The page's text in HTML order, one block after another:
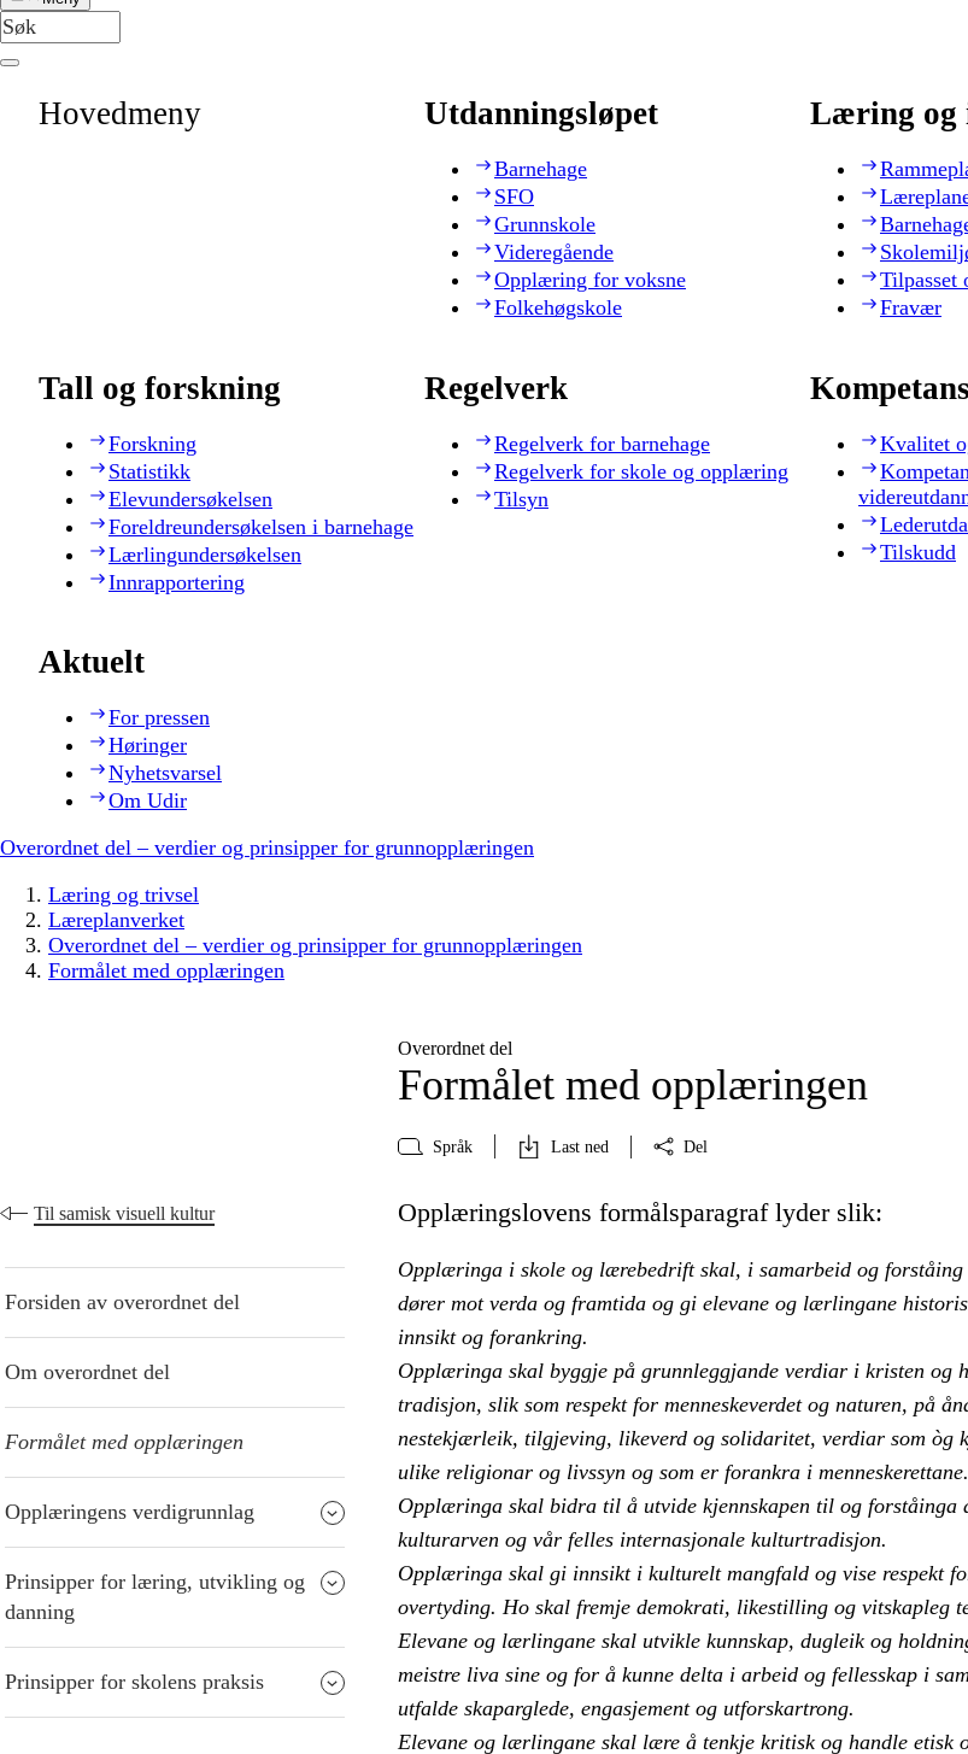
Hovedmeny Utdanningsløpet
Barnehage
SFO
Grunnskole
Videregående
Opplæring for voksne
Folkehøgskole
Læring og
Tilpasset
Fravær
Tall og forskning
Forskning
Statistikk
Elevundersøkelsen
Foreldreundersøkelsen i barnehage
Lærlingundersøkelsen
Innrapportering
Regelverk
Regelverk for barnehage
Regelverk for skole og opplæring
Tilsyn
Kvalitet
Tilskudd
Aktuelt
For pressen
Høringer
Nyhetsvarsel
Om Udir
Overordnet del – verdier og prinsipper for grunnopplæringen
Læring og trivsel
Læreplanverket
Overordnet del – verdier og prinsipper for grunnopplæringen
Formålet med opplæringen
Overordnet del
Formålet med opplæringen
Språk Last ned Del
Til samisk visuell kultur
Forsiden av overordnet del
Om overordnet del
Formålet med opplæringen
Opplæringens verdigrunnlag
Prinsipper for læring, utvikling og
danning
Prinsipper for skolens praksis
Opplæringslovens formålsparagraf lyder slik:
Opplæringa i skole og lærebedrift skal, i samarbeid og forståing
dører mot verda og framtida og gi elevane og lærlingane
innsikt og forankring.
Opplæringa skal byggje på grunnleggjande verdiar i kristen og
tradisjon, slik som respekt for menneskeverdet og naturen, på
nestekjærleik, tilgjeving, likeverd og solidaritet, verdiar som òg
ulike religionar og livssyn og som er forankra i menneskerettane.
Opplæringa skal bidra til å utvide kjennskapen til og forståinga
kulturarven og vår felles internasjonale kulturtradisjon.
Opplæringa skal gi innsikt i kulturelt mangfald og vise respekt
overtyding. Ho skal fremje demokrati, likestilling og vitskapleg
Elevane og lærlingane skal utvikle kunnskap, dugleik og
meistre liva sine og for å kunne delta i arbeid og fellesskap i
utfalde skaparglede, engasjement og utforskartrong.
Elevane og lærlingane skal lære å tenkje kritisk og handle etisk